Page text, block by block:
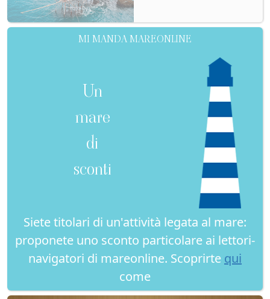
MI MANDA MAREONLINE
Un
mare
di
sconti
Siete titolari di un'attività legata al mare:
proponete uno sconto particolare ai lettori-
navigatori di mareonline. Scoprirte qui
come